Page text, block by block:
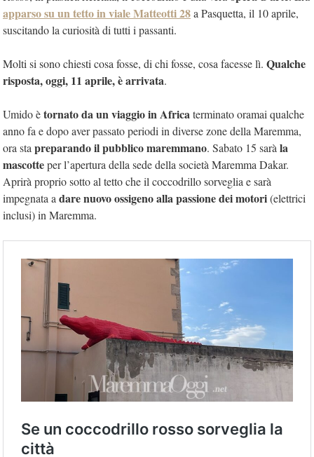
apparso su un tetto in viale Matteotti 28a Pasquetta, il 10 aprile,
suscitando la curiosità di tutti i passanti.
Molti si sono chiesti cosa fosse, di chi fosse, cosa facesse lì. Qualche
risposta, oggi, 11 aprile, è arrivata.
Umido ètornato da un viaggio in Africaterminato oramai qualche
anno fa e dopo aver passato periodi in diverse zone della Maremma,
ora sta preparando il pubblico maremmano. Sabato 15 sarà la
mascotteper l’apertura della sede della società Maremma Dakar.
Aprirà proprio sotto al tetto che il coccodrillo sorveglia e sarà
impegnata a dare nuovo ossigeno alla passione dei motori(elettrici
inclusi) in Maremma.